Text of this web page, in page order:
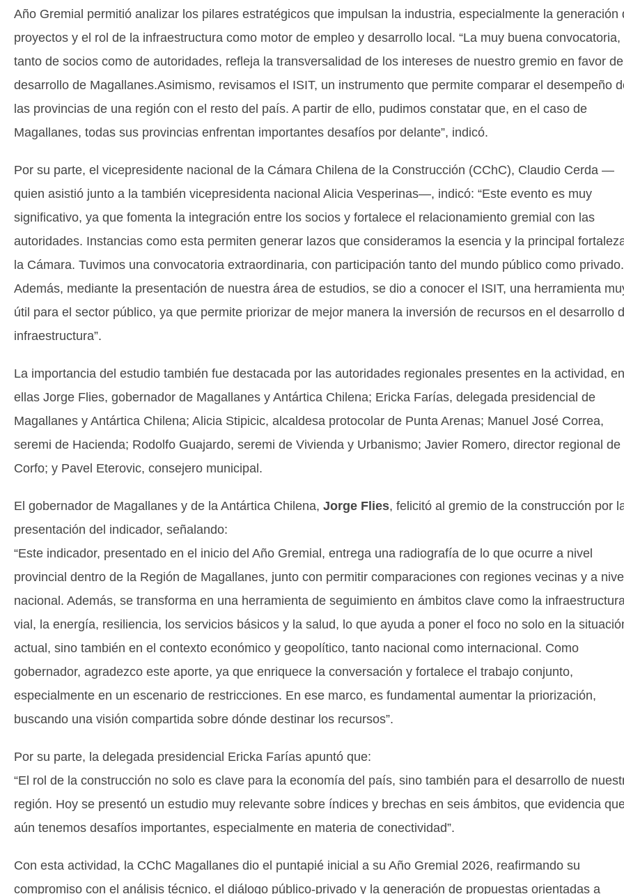
Año Gremial permitió analizar los pilares estratégicos que impulsan la industria, especialmente la generación
proyectos y el rol de la infraestructura como motor de empleo y desarrollo local. “La muy buena convocatoria,
tanto de socios como de autoridades, refleja la transversalidad de los intereses de nuestro gremio en favor
desarrollo de Magallanes.Asimismo, revisamos el ISIT, un instrumento que permite comparar el desempeño
las provincias de una región con el resto del país. A partir de ello, pudimos constatar que, en el caso de
Magallanes, todas sus provincias enfrentan importantes desafíos por delante”, indicó.
Por su parte, el vicepresidente nacional de la Cámara Chilena de la Construcción (CChC), Claudio Cerda —
quien asistió junto a la también vicepresidenta nacional Alicia Vesperinas—, indicó: “Este evento es muy
significativo, ya que fomenta la integración entre los socios y fortalece el relacionamiento gremial con las
autoridades. Instancias como esta permiten generar lazos que consideramos la esencia y la principal
la Cámara. Tuvimos una convocatoria extraordinaria, con participación tanto del mundo público como privado.
Además, mediante la presentación de nuestra área de estudios, se dio a conocer el ISIT, una herramienta
útil para el sector público, ya que permite priorizar de mejor manera la inversión de recursos en el desarrollo
infraestructura”.
La importancia del estudio también fue destacada por las autoridades regionales presentes en la actividad,
ellas Jorge Flies, gobernador de Magallanes y Antártica Chilena; Ericka Farías, delegada presidencial de
Magallanes y Antártica Chilena; Alicia Stipicic, alcaldesa protocolar de Punta Arenas; Manuel José Correa,
seremi de Hacienda; Rodolfo Guajardo, seremi de Vivienda y Urbanismo; Javier Romero, director regional de
Corfo; y Pavel Eterovic, consejero municipal.
El gobernador de Magallanes y de la Antártica Chilena, Jorge Flies, felicitó al gremio de la construcción por
presentación del indicador, señalando:
“Este indicador, presentado en el inicio del Año Gremial, entrega una radiografía de lo que ocurre a nivel
provincial dentro de la Región de Magallanes, junto con permitir comparaciones con regiones vecinas y a
nacional. Además, se transforma en una herramienta de seguimiento en ámbitos clave como la
vial, la energía, resiliencia, los servicios básicos y la salud, lo que ayuda a poner el foco no solo en la
actual, sino también en el contexto económico y geopolítico, tanto nacional como internacional. Como
gobernador, agradezco este aporte, ya que enriquece la conversación y fortalece el trabajo conjunto,
especialmente en un escenario de restricciones. En ese marco, es fundamental aumentar la priorización,
buscando una visión compartida sobre dónde destinar los recursos”.
Por su parte, la delegada presidencial Ericka Farías apuntó que:
“El rol de la construcción no solo es clave para la economía del país, sino también para el desarrollo de
región. Hoy se presentó un estudio muy relevante sobre índices y brechas en seis ámbitos, que evidencia
aún tenemos desafíos importantes, especialmente en materia de conectividad”.
Con esta actividad, la CChC Magallanes dio el puntapié inicial a su Año Gremial 2026, reafirmando su
compromiso con el análisis técnico, el diálogo público-privado y la generación de propuestas orientadas a